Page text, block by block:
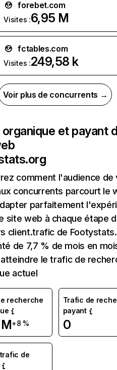
forebet.com
Visites :6,95 M
fctables.com
Visites :249,58 k
Voir plus de concurrents →
et payant
comment l'audience de
concurrents parcourt le
parfaitement
site web à chaque étape
client.trafic de
de 7,7 % de mois en
le trafic de
actuel
recherche
+8 %
Trafic de
payant
0
de